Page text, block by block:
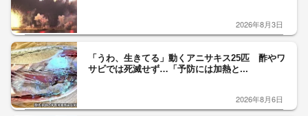
2026年8月3日
「うわ、生きてる」動くアニサキス25匹 酢やワ
サビでは死滅せず…「予防には加熱と...
2026年8月6日